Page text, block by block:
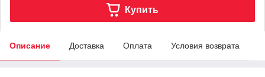
Купить
Описание Доставка Оплата Условия возврата